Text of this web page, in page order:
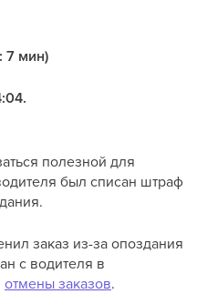
7 мин)
полезной для
был списан штраф
заказ из-за опоздания
с водителя в
отмены заказов.